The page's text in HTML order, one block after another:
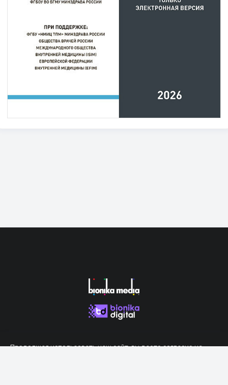
Продолжая использовать наш сайт, вы даете согласие на